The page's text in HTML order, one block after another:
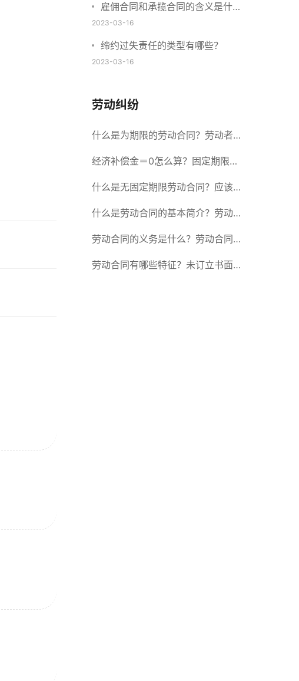
雇佣合同和承揽合同的含义是什
么？怎么区分雇佣合同和承揽合
同？
2023-03-16
缔约过失责任的类型有哪些？
2023-03-16
劳动纠纷
什么是为期限的劳动合同？劳动者解
除合同的15种情形
经济补偿金＝0怎么算？固定期限劳
动合同又称什么？
什么是无固定期限劳动合同？应该怎
么解除或终止劳动合同？
什么是劳动合同的基本简介？劳动合
同的形式
劳动合同的义务是什么？劳动合同应
具备哪些条款？
劳动合同有哪些特征？未订立书面劳